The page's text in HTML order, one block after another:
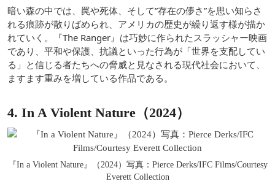
暗い森の中では、罠や死体、そして”存在の儚さ”を思い知らさ
れる痕跡が散りばめられ、アメリカの歴史が繰り返す様が描か
れていく。『The Ranger』は巧妙に作られたスラッシャー映画
であり、平和や保護、抗議といった行為が「世界を支配してい
る」と信じる者たちへの脅威と見なされる現代社会において、
ますます重みを増している作品である。
4. In A Violent Nature（2024）
『In a Violent Nature』（2024）写真：Pierce Derks/IFC Films/Courtesy
Everett Collection